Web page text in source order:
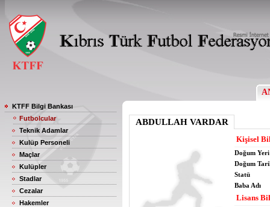
KTFF Bilgi Bankası
Futbolcular
Teknik Adamlar
Kulüp Personeli
Maçlar
Kulüpler
Stadlar
Cezalar
Hakemler
ABDULLAH VARDAR
Kişisel
Doğum Yeri
Doğum
Statü
Baba Adı
Lisans